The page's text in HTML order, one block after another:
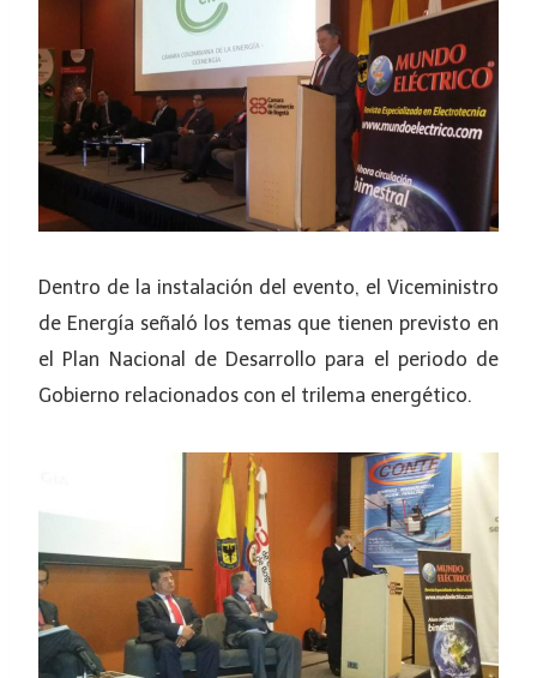
Dentro de la instalación del evento, el Viceministro
de Energía señaló los temas que tienen previsto en
el Plan Nacional de Desarrollo para el periodo de
Gobierno relacionados con el trilema energético.